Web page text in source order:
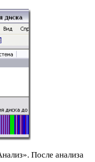
После анализа